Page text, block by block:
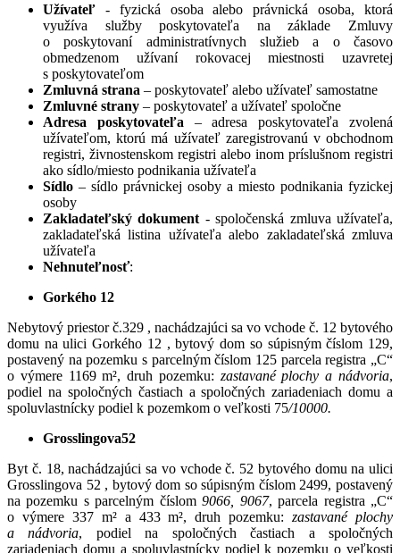
Užívateľ - fyzická osoba alebo právnická osoba, ktorá
využíva služby poskytovateľa na základe Zmluvy
o poskytovaní administratívnych služieb a o časovo
obmedzenom užívaní rokovacej miestnosti uzavretej
s poskytovateľom
Zmluvná strana – poskytovateľ alebo užívateľ samostatne
Zmluvné strany – poskytovateľ a užívateľ spoločne
Adresa poskytovateľa – adresa poskytovateľa zvolená
užívateľom, ktorú má užívateľ zaregistrovanú v obchodnom
registri, živnostenskom registri alebo inom príslušnom registri
ako sídlo/miesto podnikania užívateľa
Sídlo – sídlo právnickej osoby a miesto podnikania fyzickej
osoby
Zakladateľský dokument - spoločenská zmluva užívateľa,
zakladateľská listina užívateľa alebo zakladateľská zmluva
užívateľa
Nehnuteľnosť:
Gorkého 12
Nebytový priestor č.329 , nachádzajúci sa vo vchode č. 12 bytového
domu na ulici Gorkého 12 , bytový dom so súpisným číslom 129,
postavený na pozemku s parcelným číslom 125 parcela registra „C“
o výmere 1169 m², druh pozemku: zastavané plochy a nádvoria,
podiel na spoločných častiach a spoločných zariadeniach domu a
spoluvlastnícky podiel k pozemkom o veľkosti 75/10000.
Grosslingova52
Byt č. 18, nachádzajúci sa vo vchode č. 52 bytového domu na ulici
Grosslingova 52 , bytový dom so súpisným číslom 2499, postavený
na pozemku s parcelným číslom9066, 9067, parcela registra „C“
o výmere 337 m² a 433 m², druh pozemku:zastavané plochy
a nádvoria, podiel na spoločných častiach a spoločných
zariadeniach domu a spoluvlastnícky podiel k pozemku o veľkosti